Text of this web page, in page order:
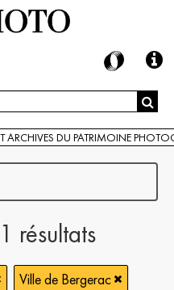
ARCHIVES DU PATRIMOINE
résultats
Ville de Bergerac